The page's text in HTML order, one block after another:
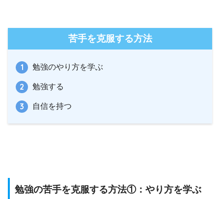
苦手を克服する方法
勉強のやり方を学ぶ
勉強する
自信を持つ
勉強の苦手を克服する方法①：やり方を学ぶ